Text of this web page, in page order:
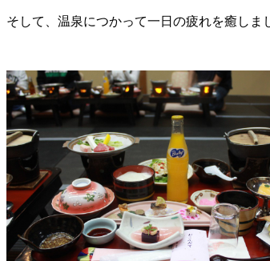
そして、温泉につかって一日の疲れを癒しま